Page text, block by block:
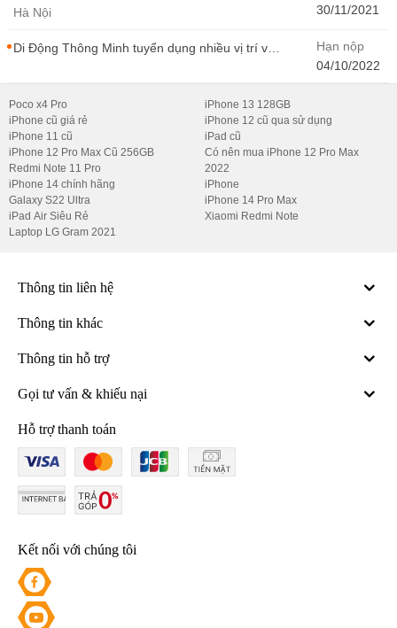
- CONTENT WIRITER
Hà Nội
30/11/2021
Di Động Thông Minh tuyển dụng nhiều vị trí với
Thông Minh
Hạn nộp
04/10/2022
Poco x4 Pro
iPhone cũ giá rẻ
iPhone 11 cũ
iPhone 12 Pro Max Cũ 256GB
Redmi Note 11 Pro
iPhone 14 chính hãng
Galaxy S22 Ultra
iPad Air Siêu Rẻ
Laptop LG Gram 2021
iPhone 13 128GB
iPhone 12 cũ qua sử dụng
iPad cũ
Có nên mua iPhone 12 Pro Max
2022
iPhone
iPhone 14 Pro Max
Xiaomi Redmi Note
Thông tin liên hệ
Thông tin khác
Thông tin hỗ trợ
Gọi tư vấn & khiếu nại
Hỗ trợ thanh toán
Kết nối với chúng tôi